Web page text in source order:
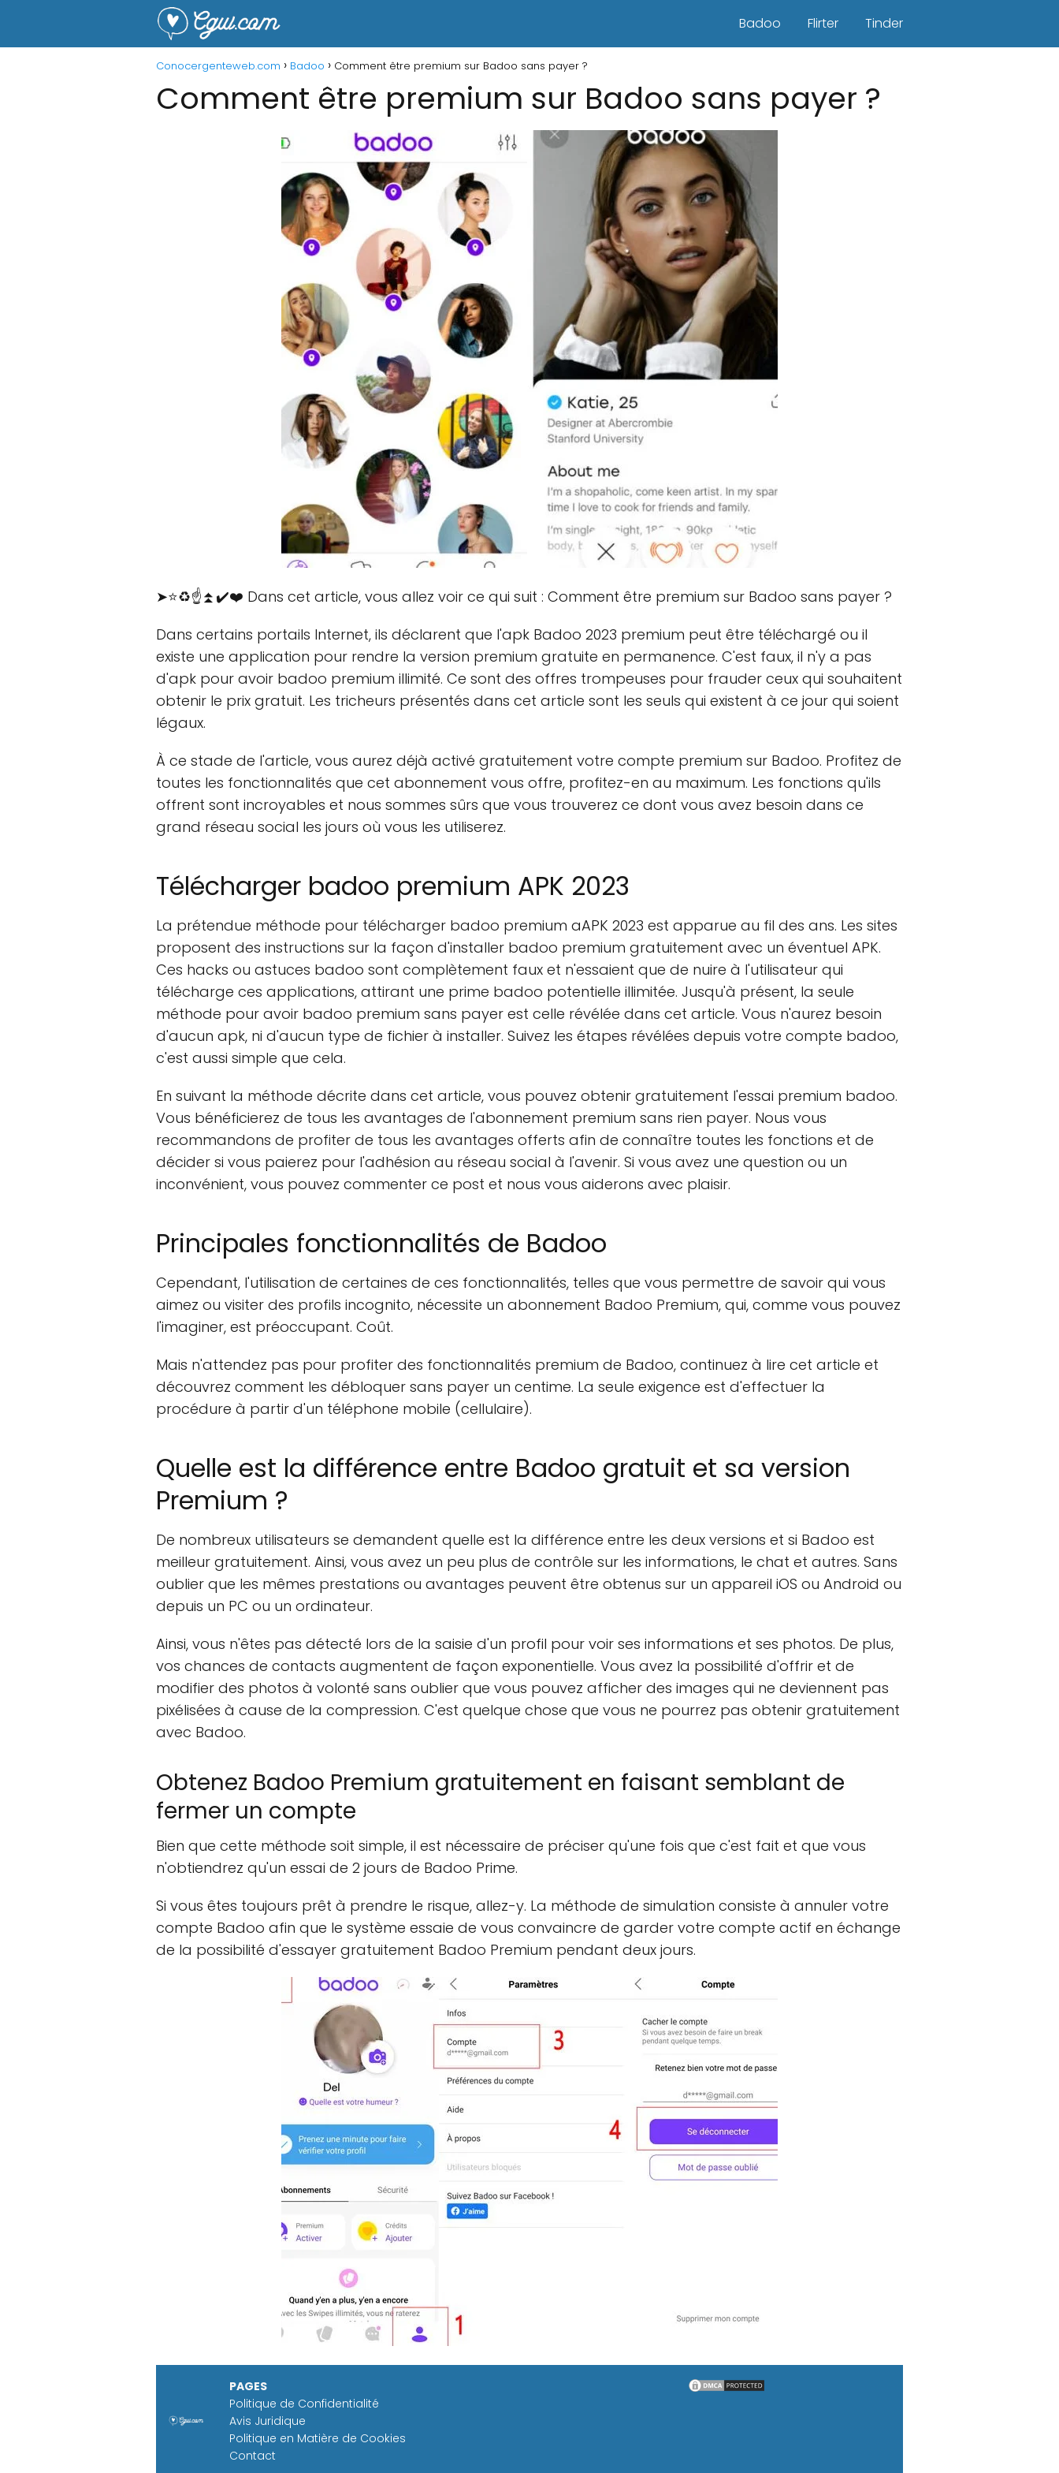
Badoo Flirter Tinder
Conocergenteweb.com Badoo Comment être premium sur Badoo sans payer ?
Comment être premium sur Badoo sans payer ?
➤⭐♻️☝️⏫✔️❤️ Dans cet article, vous allez voir ce qui suit : Comment être premium sur Badoo sans payer ?
Dans certains portails Internet, ils déclarent que l'apk Badoo 2023 premium peut être téléchargé ou il
existe une application pour rendre la version premium gratuite en permanence. C'est faux, il n'y a pas
d'apk pour avoir badoo premium illimité. Ce sont des offres trompeuses pour frauder ceux qui souhaitent
obtenir le prix gratuit. Les tricheurs présentés dans cet article sont les seuls qui existent à ce jour qui soient
légaux.
À ce stade de l'article, vous aurez déjà activé gratuitement votre compte premium sur Badoo. Profitez de
toutes les fonctionnalités que cet abonnement vous offre, profitez-en au maximum. Les fonctions qu'ils
offrent sont incroyables et nous sommes sûrs que vous trouverez ce dont vous avez besoin dans ce
grand réseau social les jours où vous les utiliserez.
Télécharger badoo premium APK 2023
La prétendue méthode pour télécharger badoo premium aAPK 2023 est apparue au fil des ans. Les sites
proposent des instructions sur la façon d'installer badoo premium gratuitement avec un éventuel APK.
Ces hacks ou astuces badoo sont complètement faux et n'essaient que de nuire à l'utilisateur qui
télécharge ces applications, attirant une prime badoo potentielle illimitée. Jusqu'à présent, la seule
méthode pour avoir badoo premium sans payer est celle révélée dans cet article. Vous n'aurez besoin
d'aucun apk, ni d'aucun type de fichier à installer. Suivez les étapes révélées depuis votre compte badoo,
c'est aussi simple que cela.
En suivant la méthode décrite dans cet article, vous pouvez obtenir gratuitement l'essai premium badoo.
Vous bénéficierez de tous les avantages de l'abonnement premium sans rien payer. Nous vous
recommandons de profiter de tous les avantages offerts afin de connaître toutes les fonctions et de
décider si vous paierez pour l'adhésion au réseau social à l'avenir. Si vous avez une question ou un
inconvénient, vous pouvez commenter ce post et nous vous aiderons avec plaisir.
Principales fonctionnalités de Badoo
Cependant, l'utilisation de certaines de ces fonctionnalités, telles que vous permettre de savoir qui vous
aimez ou visiter des profils incognito, nécessite un abonnement Badoo Premium, qui, comme vous pouvez
l'imaginer, est préoccupant. Coût.
Mais n'attendez pas pour profiter des fonctionnalités premium de Badoo, continuez à lire cet article et
découvrez comment les débloquer sans payer un centime. La seule exigence est d'effectuer la
procédure à partir d'un téléphone mobile (cellulaire).
Quelle est la différence entre Badoo gratuit et sa version
Premium ?
De nombreux utilisateurs se demandent quelle est la différence entre les deux versions et si Badoo est
meilleur gratuitement. Ainsi, vous avez un peu plus de contrôle sur les informations, le chat et autres. Sans
oublier que les mêmes prestations ou avantages peuvent être obtenus sur un appareil iOS ou Android ou
depuis un PC ou un ordinateur.
Ainsi, vous n'êtes pas détecté lors de la saisie d'un profil pour voir ses informations et ses photos. De plus,
vos chances de contacts augmentent de façon exponentielle. Vous avez la possibilité d'offrir et de
modifier des photos à volonté sans oublier que vous pouvez afficher des images qui ne deviennent pas
pixélisées à cause de la compression. C'est quelque chose que vous ne pourrez pas obtenir gratuitement
avec Badoo.
Obtenez Badoo Premium gratuitement en faisant semblant de
fermer un compte
Bien que cette méthode soit simple, il est nécessaire de préciser qu'une fois que c'est fait et que vous
n'obtiendrez qu'un essai de 2 jours de Badoo Prime.
Si vous êtes toujours prêt à prendre le risque, allez-y. La méthode de simulation consiste à annuler votre
compte Badoo afin que le système essaie de vous convaincre de garder votre compte actif en échange
de la possibilité d'essayer gratuitement Badoo Premium pendant deux jours.
PAGES
Politique de Confidentialité
Avis Juridique
Politique en Matière de Cookies
Contact